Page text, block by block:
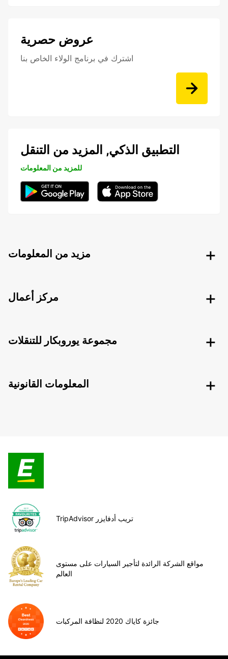
عروض حصرية
اشترك في برنامج الولاء الخاص بنا
التطبيق الذكي, المزيد من التنقل
للمزيد من المعلومات
مزيد من المعلومات
مركز أعمال
مجموعة يوروبكار للتنقلات
المعلومات القانونية
TripAdvisor تريب أدفايزر
مواقع الشركة الرائدة لتأجير السيارات على مستوى
العالم
جائزة كاياك 2020 لنظافة المركبات